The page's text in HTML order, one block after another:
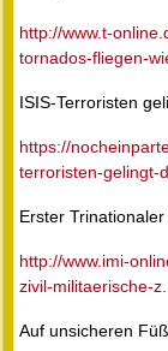
http://www.t-
tornados-fliegen-
ISIS-Terroristen
https://
terroristen-gelingt-
Erster
http://www.imi-
zivil-militaerische-
Auf unsicheren